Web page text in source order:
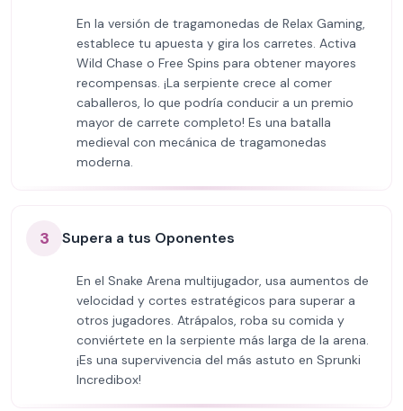
En la versión de tragamonedas de Relax Gaming,
establece tu apuesta y gira los carretes. Activa
Wild Chase o Free Spins para obtener mayores
recompensas. ¡La serpiente crece al comer
caballeros, lo que podría conducir a un premio
mayor de carrete completo! Es una batalla
medieval con mecánica de tragamonedas
moderna.
3 Supera a tus Oponentes
En el Snake Arena multijugador, usa aumentos de
velocidad y cortes estratégicos para superar a
otros jugadores. Atrápalos, roba su comida y
conviértete en la serpiente más larga de la arena.
¡Es una supervivencia del más astuto en Sprunki
Incredibox!